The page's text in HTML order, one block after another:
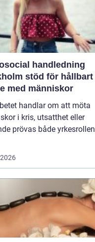
handledning
för hållbart
med människor
handlar om att möta
i kris, utsatthet eller
prövas både yrkesrollen